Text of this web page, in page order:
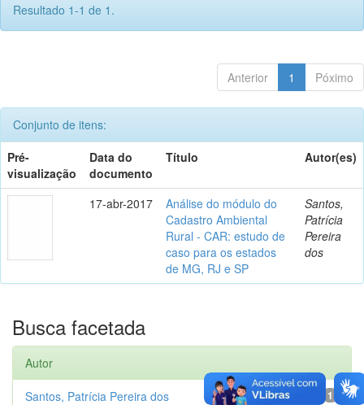
Resultado 1-1 de 1.
Anterior 1 Póximo
Conjunto de itens:
Pré-
visualização
Data do
documento
Título Autor(es)
17-abr-2017
Análise do módulo do
Cadastro Ambiental
Rural - CAR: estudo de
caso para os estados
de MG, RJ e SP
Santos,
Patrícia
Pereira
dos
Busca facetada
Autor
1
Santos, Patrícia Pereira dos